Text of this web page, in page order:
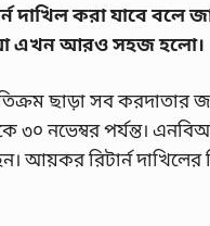
দাখিল করা যাবে
এখন আরও সহজ হলো।
ছাড়া সব করদাতার
নভেম্বর পর্যন্ত।
আয়কর রিটার্ন